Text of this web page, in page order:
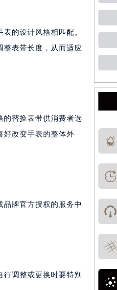
的设计风格相匹配。
整表带长度，从而适应
的替换表带供消费者选
好改变手表的整体外
牌官方授权的服务中
调整或更换时要特别